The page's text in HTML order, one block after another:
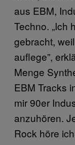
aus EBM,
Techno. „Ich
gebracht,
auflege”,
Menge
EBM Tracks
mir 90er
anzuhören.
Rock höre